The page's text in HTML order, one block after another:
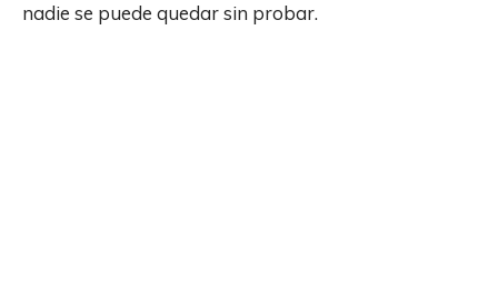
nadie se puede quedar sin probar.